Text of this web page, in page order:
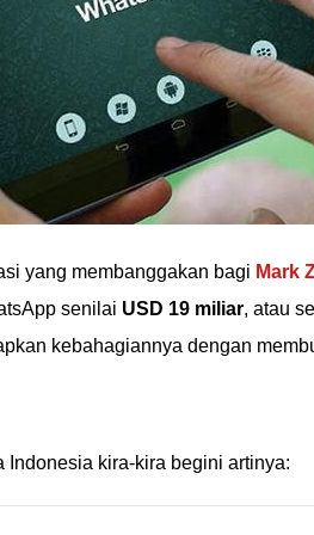
yang membanggakan bagi Mark
senilai USD 19 miliar, atau
kebahagiannya dengan
kira-kira begini artinya: